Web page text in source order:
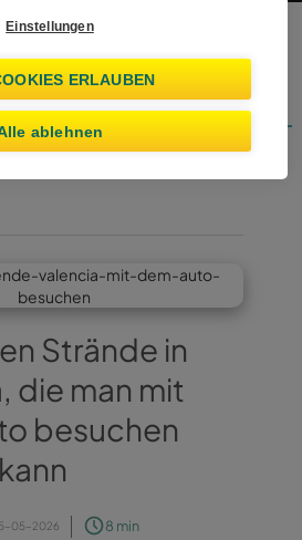
BLOG
Travel tipsRent SmartNeuigkeitenReiseziele
Strände in
die man mit
besuchen
kann
05-2026 8 min
Einstellungen
ERLAUBEN
ablehnen